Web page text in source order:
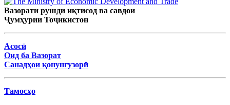
Вазорати рушди иқтисод ва савдои
Ҷумҳурии Тоҷикистон
Асосӣ
Оид ба Вазорат
Санадҳои қонунгузорӣ
Тамосҳо